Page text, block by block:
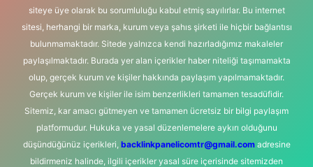
siteye üye olarak bu sorumluluğu kabul etmiş sayılırlar. Bu internet
sitesi, herhangi bir marka, kurum veya şahıs şirketi ile hiçbir bağlantısı
bulunmamaktadır. Sitede yalnızca kendi hazırladığımız makaleler
paylaşılmaktadır. Burada yer alan içerikler haber niteliği taşımamakta
olup, gerçek kurum ve kişiler hakkında paylaşım yapılmamaktadır.
Gerçek kurum ve kişiler ile isim benzerlikleri tamamen tesadüfidir.
Sitemiz, kar amacı gütmeyen ve tamamen ücretsiz bir bilgi paylaşım
platformudur. Hukuka ve yasal düzenlemelere aykırı olduğunu
düşündüğünüz içerikleri, backlinkpanelicomtr@gmail.comadresine
bildirmeniz halinde, ilgili içerikler yasal süre içerisinde sitemizden